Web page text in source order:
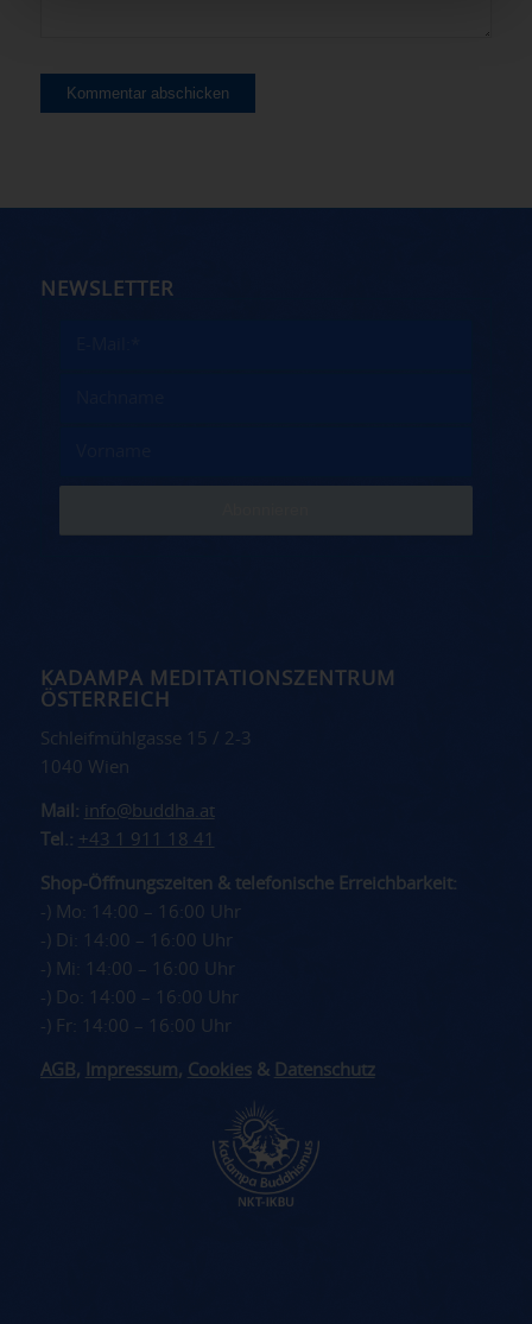
NEWSLETTER
KADAMPA MEDITATIONSZENTRUM
ÖSTERREICH
Schleifmühlgasse 15 / 2-3
1040 Wien
Mail: info@buddha.at
Tel.: +43 1 911 18 41
Shop-Öffnungszeiten & telefonische Erreichbarkeit:
-) Mo: 14:00 – 16:00 Uhr
-) Di: 14:00 – 16:00 Uhr
-) Mi: 14:00 – 16:00 Uhr
-) Do: 14:00 – 16:00 Uhr
-) Fr: 14:00 – 16:00 Uhr
AGB , Impressum, Cookies& Datenschutz